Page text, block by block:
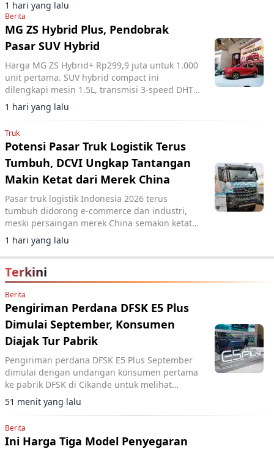
1 hari yang lalu
Berita
MG ZS Hybrid Plus, Pendobrak
Pasar SUV Hybrid
Harga MG ZS Hybrid+ Rp299,9 juta untuk 1.000
unit pertama. SUV hybrid compact ini
dilengkapi mesin 1.5L, transmisi 3-speed DHT,
dan fitur ADAS lengkap.
1 hari yang lalu
Truk
Potensi Pasar Truk Logistik Terus
Tumbuh, DCVI Ungkap Tantangan
Makin Ketat dari Merek China
Pasar truk logistik Indonesia 2026 terus
tumbuh didorong e-commerce dan industri,
meski persaingan merek China semakin ketat
di segmen rigid menurut DCVI.
1 hari yang lalu
Terkini
Berita
Pengiriman Perdana DFSK E5 Plus
Dimulai September, Konsumen
Diajak Tur Pabrik
Pengiriman perdana DFSK E5 Plus September
dimulai dengan undangan konsumen pertama
ke pabrik DFSK di Cikande untuk melihat
proses produksi PHEV.
51 menit yang lalu
Berita
Ini Harga Tiga Model Penyegaran